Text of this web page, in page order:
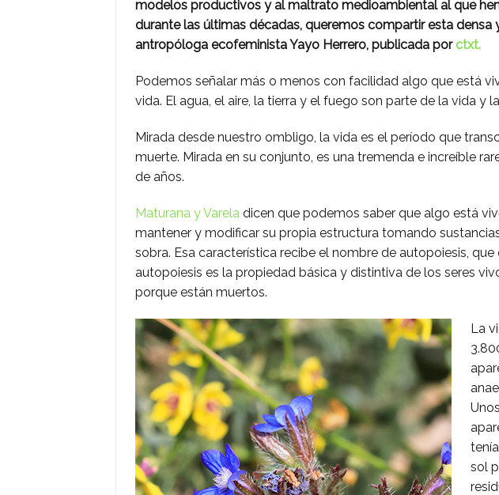
modelos productivos y al maltrato medioambiental al que
durante las últimas décadas, queremos compartir esta densa
antropóloga ecofeminista Yayo Herrero, publicada por ctxt.
Podemos señalar más o menos con facilidad algo que está
vida. El agua, el aire, la tierra y el fuego son parte de la vida y
Mirada desde nuestro ombligo, la vida es el período que
muerte. Mirada en su conjunto, es una tremenda e increíble
de años.
Maturana y Varela dicen que podemos saber que algo está
mantener y modificar su propia estructura tomando
sobra. Esa característica recibe el nombre de autopoiesis,
autopoiesis es la propiedad básica y distintiva de los seres
porque están muertos.
La
sol